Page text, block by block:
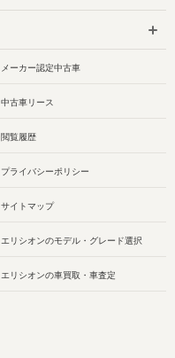
メーカー認定中古車
中古車リース
閲覧履歴
プライバシーポリシー
サイトマップ
エリシオンのモデル・グレード選択
エリシオンの車買取・車査定